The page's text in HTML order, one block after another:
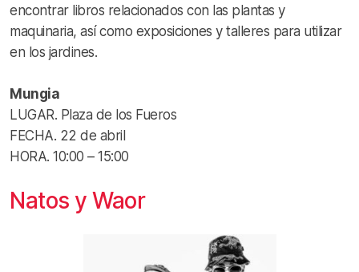
encontrar libros relacionados con las plantas y
maquinaria, así como exposiciones y talleres para utilizar
en los jardines.
Mungia
LUGAR. Plaza de los Fueros
FECHA. 22 de abril
HORA. 10:00 – 15:00
Natos y Waor